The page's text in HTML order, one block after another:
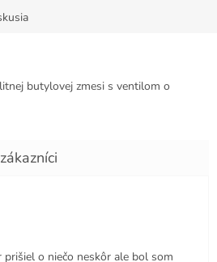
butylovej zmesi s ventilom o
obchodu je 4 z 5 hviezdičiek.
o niečo neskôr ale bol som